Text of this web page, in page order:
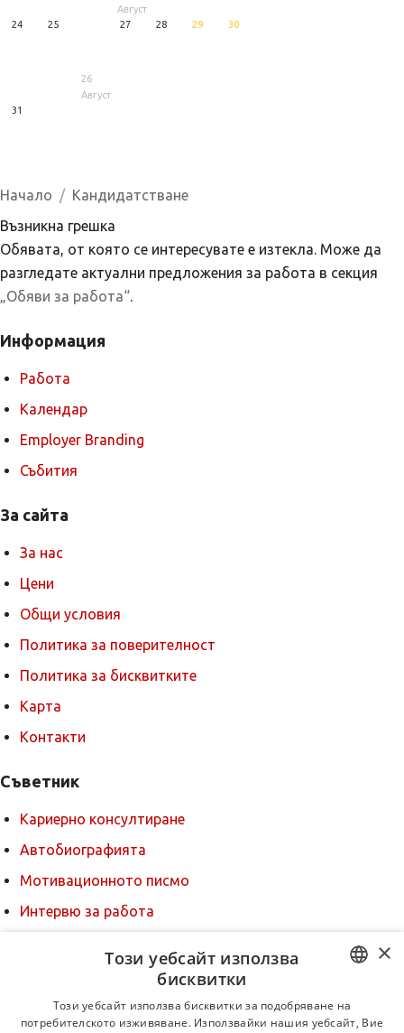
Август
24 25
26
Август
27 28 29 30
31
Начало
Кандидатстване
Възникна грешка
Обявата, от която се интересувате е изтекла. Може да
разгледате актуални предложения за работа в секция
„Обяви за работа“.
Информация
Работа
Календар
Employer Branding
Събития
За сайта
За нас
Цени
Общи условия
Политика за поверителност
Политика за бисквитките
Карта
Контакти
Съветник
Кариерно консултиране
Автобиографията
Мотивационното писмо
Интервю за работа
За новодошли
BULGARIAN
×
Този уебсайт използва
бисквитки
Този уебсайт използва бисквитки за подобряване на
потребителското изживяване. Използвайки нашия уебсайт, Вие